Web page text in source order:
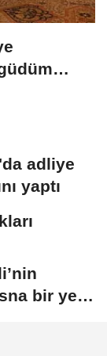
adliye
yaptı
bir yeri